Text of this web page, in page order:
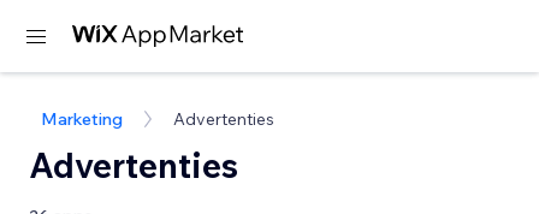
Marketing Advertenties
Advertenties